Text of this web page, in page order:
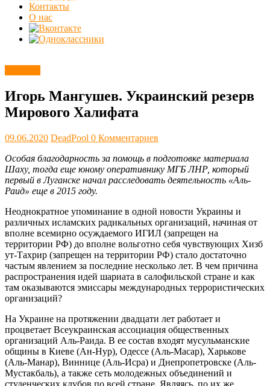
Контакты
О нас
Игорь Мангушев. Украинский резерв
Мирового Халифата
09.06.2020 DeadPool 0 Комментариев
Особая благодарность за помощь в подготовке материала
Шаху, тогда еще юному оперативнику МГБ ЛНР, который
первый в Луганске начал расследовать деятельность «Аль-
Раид» еще в 2015 году.
Неоднократное упоминание в одной новости Украины и
различных исламских радикальных организаций, начиная от
вполне всемирно осуждаемого ИГИЛ (запрещен на
территории РФ) до вполне вольготно себя чувствующих Хизб
ут-Тахрир (запрещен на территории РФ) стало достаточно
частым явлением за последние несколько лет. В чем причина
распространения идей шариата в салофильской стране и как
там оказываются эмиссары международных террористических
организаций?
На Украине на протяжении двадцати лет работает и
процветает Всеукраинская ассоциация общественных
организаций Аль-Раида. В ее состав входят мусульманские
общины в Киеве (Ан-Нур), Одессе (Аль-Масар), Харькове
(Аль-Манар), Виннице (Аль-Исра) и Днепропетровске (Аль-
Мустакбаль), а также сеть молодежных объединений и